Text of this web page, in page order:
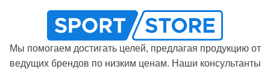
Мы помогаем достигать целей, предлагая продукцию от
ведущих брендов по низким ценам. Наши консультанты